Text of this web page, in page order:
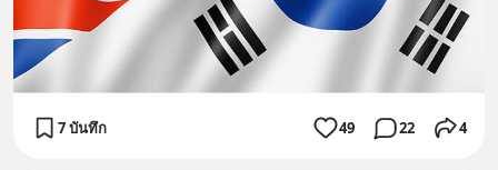
7 บันทึก 49 22 4